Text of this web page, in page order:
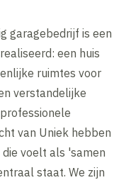
garagebedrijf is een
een huis
ruimtes voor
verstandelijke
van Uniek hebben
voelt als 'samen
staat. We zijn